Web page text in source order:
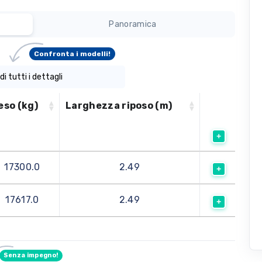
Panoramica
tutti i dettagli
Confronta i modelli!
(kg) Larghezza riposo (m)
17300.0 2.49
17617.0 2.49
Senza impegno!